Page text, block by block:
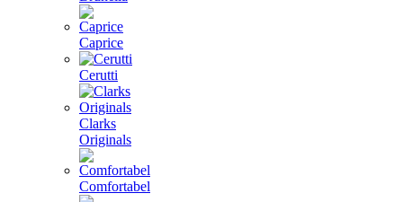
Caprice
Cerutti
Clarks
Originals
Comfortabel